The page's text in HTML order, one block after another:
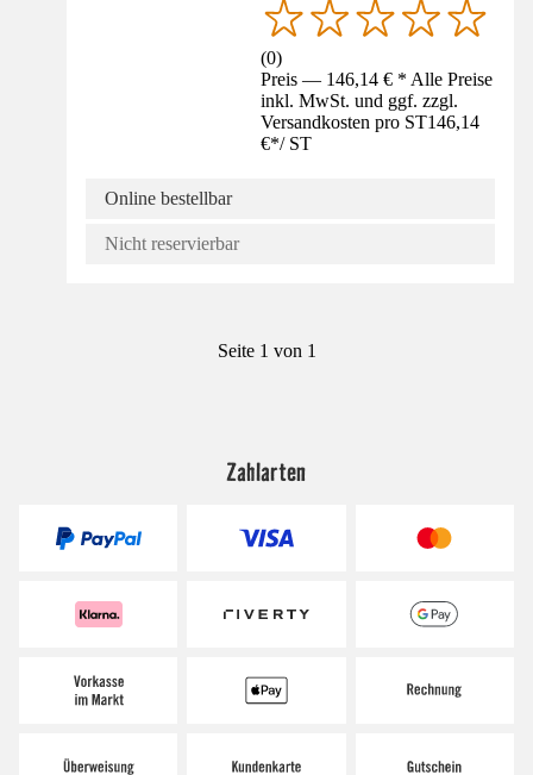
(0)
Preis — 146,14 € * Alle Preise
inkl. MwSt. und ggf. zzgl.
Versandkosten pro ST146,14
€*/ ST
Online bestellbar
Nicht reservierbar
Seite 1 von 1
Zahlarten